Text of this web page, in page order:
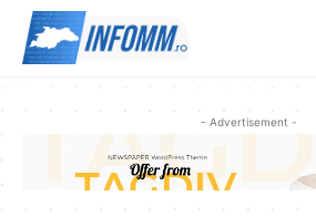
- Advertisement -